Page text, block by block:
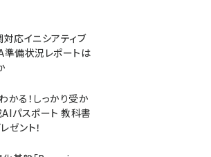
応イニシアティブ
準備状況レポートは
かる！しっかり受か
パスポート 教科書
ゼント！